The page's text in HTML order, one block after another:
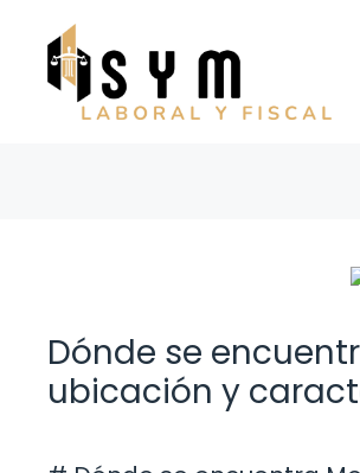
contenido
Dónde se
ubicación y